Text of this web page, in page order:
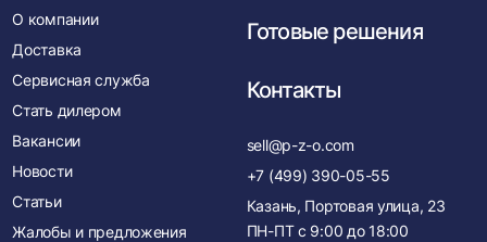
О компании
Доставка
Сервисная служба
Стать дилером
Вакансии
Новости
Статьи
Жалобы и предложения
Готовые решения
Контакты
sell@p-z-o.com
+7 (499) 390-05-55
Казань, Портовая улица, 23
ПН-ПТ с 9:00 до 18:00